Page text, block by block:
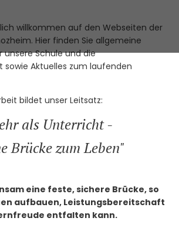
willkommen auf den Webseiten der
Hier finden Sie allgemeine
Schule und die
Aktuelles zum laufenden
bildet unser Leitsatz:
als Unterricht -
Brücke zum Leben"
eine feste, sichere Brücke, so
aufbauen, Leistungsbereitschaft
entfalten kann.